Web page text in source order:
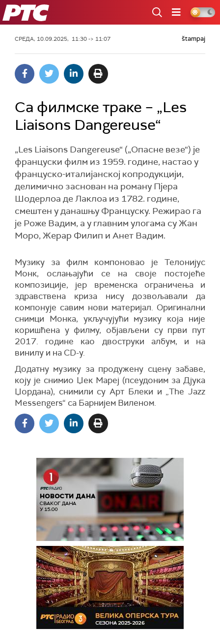
РТС
СРЕДА, 10.09.2025, 11:30 -> 11:07 štampaj
Са филмске траке – „Les
Liaisons Dangereuse“
„Les Liaisons Dangereuse“ („Опасне везе“) је
француски филм из 1959. године, настао у
француско-италијанској копродукцији,
делимично заснован на роману Пјера
Шодерлоа де Лаклоа из 1782. године,
смештен у данашњу Француску. Режирао га
је Роже Вадим, а у главним улогама су Жан
Моро, Жерар Филип и Анет Вадим.
Музику за филм компоновао је Телонијус
Монк, ослањајући се на своје постојеће
композиције, јер временска ограничења и
здравствена криза нису дозвољавали да
компонује савим нови материјал. Оригинални
снимци Монка, укључујући музику која није
коришћена у филму, објављени су први пут
2017. године као двоструки албум, и на
винилу и на CD-у.
Додатну музику за продужену сцену забаве,
коју је снимио Џек Мареј (псеудоним за Дјука
Џордана), снимили су Арт Блеки и „The Jazz
Messengers“ са Барнијем Виленом.